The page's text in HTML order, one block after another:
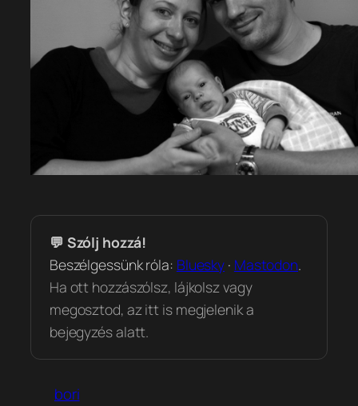
💬 Szólj hozzá!
Beszélgessünk róla: Bluesky · Mastodon.
Ha ott hozzászólsz, lájkolsz vagy
megosztod, az itt is megjelenik a
bejegyzés alatt.
bori